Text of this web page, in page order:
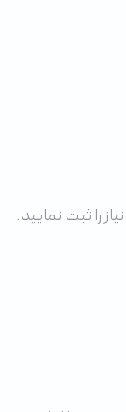
را ثبت نمایید.